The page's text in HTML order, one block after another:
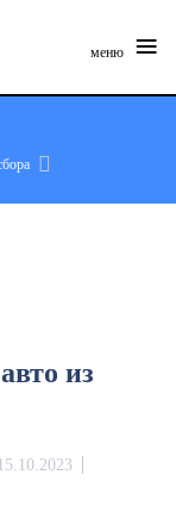
меню ≡
из
15.10.2023